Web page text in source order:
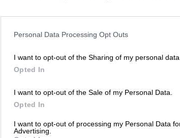
Personal Data Processing Opt Outs
I want to opt-out of the Sharing of my personal data.
Opted In
I want to opt-out of the Sale of my Personal Data.
Opted In
I want to opt-out of processing my Personal Data
Advertising.
Europa reconoce
democráticas
jueves, 31 de enero de 2019